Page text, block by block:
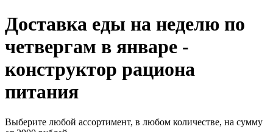
Доставка еды на неделю по
четвергам в январе -
конструктор рациона
питания
Выберите любой ассортимент, в любом количестве, на сумму